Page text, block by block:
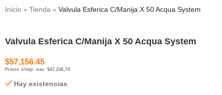
Inicio » Tienda » Valvula Esferica C/Manija X 50 Acqua System
Valvula Esferica C/Manija X 50 Acqua System
$57,156.45
Precio s/imp. nac. $47.236,74
Hay existencias